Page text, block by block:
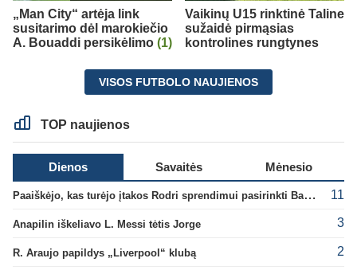
„Man City“ artėja link
susitarimo dėl marokiečio
A. Bouaddi persikėlimo (1)
Vaikinų U15 rinktinė Taline
sužaidė pirmąsias
kontrolines rungtynes
VISOS FUTBOLO NAUJIENOS
TOP naujienos
Dienos Savaitės Mėnesio
Paaiškėjo, kas turėjo įtakos Rodri sprendimui pasirinkti Barselonos pusę 11
Anapilin iškeliavo L. Messi tėtis Jorge 3
R. Araujo papildys „Liverpool“ klubą 2